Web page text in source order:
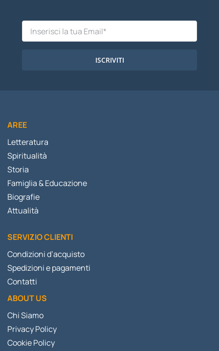
ISCRIVITI
AREE
Letteratura
Spiritualità
Storia
Famiglia & Educazione
Biografie
Attualità
SERVIZIO CLIENTI
Condizioni d’acquisto
Spedizioni e pagamenti
Contatti
ABOUT US
Chi Siamo
Privacy Policy
Cookie Policy